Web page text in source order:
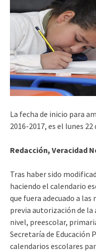
La fecha de inicio para
2016-2017, es el lunes 22
Redacción, Veracidad
Tras haber sido
haciendo el calendario
que fuera adecuado a las
previa autorización de
nivel, preescolar,
Secretaría de Educación
calendarios escolares